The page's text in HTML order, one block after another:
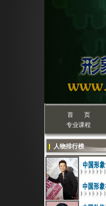
首 页
专业课程
人物排行榜